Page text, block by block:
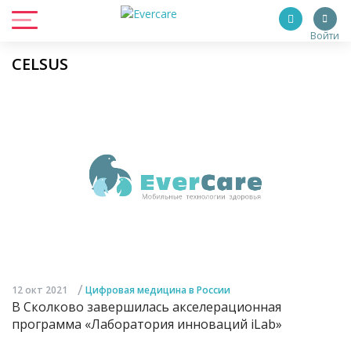
Войти
CELSUS
12 окт 2021 / Цифровая медицина в России
В Сколково завершилась акселерационная
программа «Лаборатория инноваций iLab»